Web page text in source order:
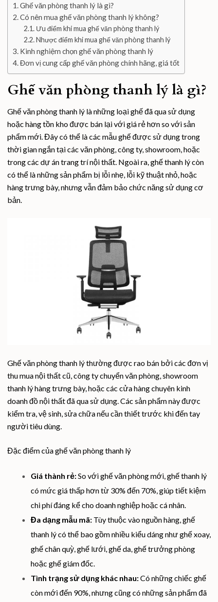
Ghế văn phòng thanh lý là gì?
Có nên mua ghế văn phòng thanh lý không?
Ưu điểm khi mua ghế văn phòng thanh lý
Nhược điểm khi mua ghế văn phòng thanh lý
Kinh nghiệm chọn ghế văn phòng thanh lý
Đơn vị cung cấp ghế văn phòng chính hãng, giá tốt
Ghế văn phòng thanh lý là gì?
Ghế văn phòng thanh lý là những loại ghế đã qua sử dụng
hoặc hàng tồn kho được bán lại với giá rẻ hơn so với sản
phẩm mới. Đây có thể là các mẫu ghế được sử dụng trong
thời gian ngắn tại các văn phòng, công ty, showroom, hoặc
trong các dự án trang trí nội thất. Ngoài ra, ghế thanh lý còn
có thể là những sản phẩm bị lỗi nhẹ, lỗi kỹ thuật nhỏ, hoặc
hàng trưng bày, nhưng vẫn đảm bảo chức năng sử dụng cơ
bản.
Ghế văn phòng thanh lý thường được rao bán bởi các đơn vị
thu mua nội thất cũ, công ty chuyển văn phòng, showroom
thanh lý hàng trưng bày, hoặc các cửa hàng chuyên kinh
doanh đồ nội thất đã qua sử dụng. Các sản phẩm này được
kiểm tra, vệ sinh, sửa chữa nếu cần thiết trước khi đến tay
người tiêu dùng.
Đặc điểm của ghế văn phòng thanh lý
Giá thành rẻ:So với ghế văn phòng mới, ghế thanh lý
có mức giá thấp hơn từ 30% đến 70%, giúp tiết kiệm
chi phí đáng kể cho doanh nghiệp hoặc cá nhân.
Đa dạng mẫu mã: Tùy thuộc vào nguồn hàng, ghế
thanh lý có thể bao gồm nhiều kiểu dáng như ghế xoay,
ghế chân quỳ, ghế lưới, ghế da, ghế trưởng phòng
hoặc ghế giám đốc.
Tình trạng sử dụng khác nhau:Có những chiếc ghế
còn mới đến 90%, nhưng cũng có những sản phẩm đã